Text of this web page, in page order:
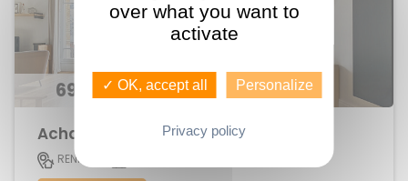
696 300 €
RENNES
over what you want to
activate
✓ OK, accept all Personalize
Privacy policy